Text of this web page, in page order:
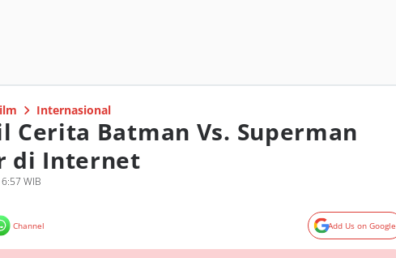
Internasional
Cerita Batman Vs. Superman
di Internet
WIB
Channel Add Us on Google